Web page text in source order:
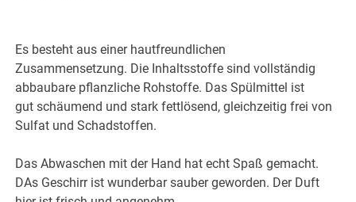
Es besteht aus einer hautfreundlichen
Zusammensetzung. Die Inhaltsstoffe sind vollständig
abbaubare pflanzliche Rohstoffe. Das Spülmittel ist
gut schäumend und stark fettlösend, gleichzeitig frei von
Sulfat und Schadstoffen.
Das Abwaschen mit der Hand hat echt Spaß gemacht.
DAs Geschirr ist wunderbar sauber geworden. Der Duft